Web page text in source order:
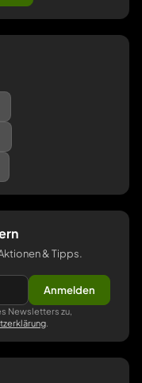
& Tipps.
Anmelden
Newsletters zu,